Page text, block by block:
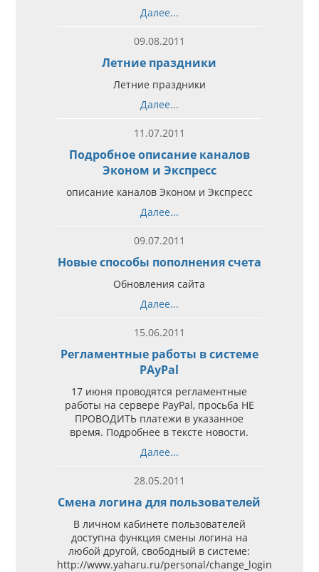
Далее...
09.08.2011
Летние праздники
Летние праздники
Далее...
11.07.2011
Подробное описание каналов
Эконом и Экспресс
описание каналов Эконом и Экспресс
Далее...
09.07.2011
Новые способы пополнения счета
Обновления сайта
Далее...
15.06.2011
Регламентные работы в системе
PAyPal
17 июня проводятся регламентные
работы на сервере PayPal, просьба НЕ
ПРОВОДИТЬ платежи в указанное
время. Подробнее в тексте новости.
Далее...
28.05.2011
Смена логина для пользователей
В личном кабинете пользователей
доступна функция смены логина на
любой другой, свободный в системе:
http://www.yaharu.ru/personal/change_login